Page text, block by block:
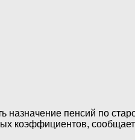
пенсий по
коэффициентов,